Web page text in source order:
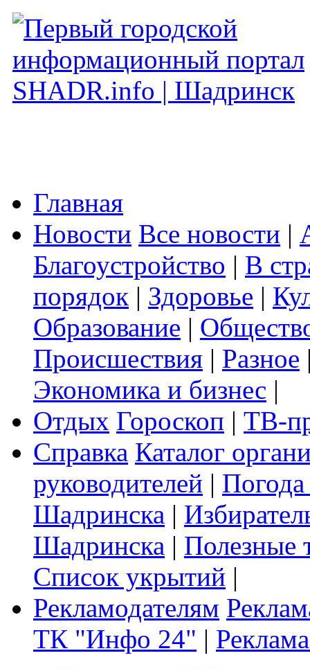
Главная
Новости Все новости |
Благоустройство | В
порядок | Здоровье |
Образование |
Происшествия | Разное
Экономика и бизнес |
Отдых Гороскоп | ТВ-
Справка Каталог
руководителей |
Шадринска |
Шадринска | Полезные
Список укрытий |
Рекламодателям
ТК "Инфо 24" |